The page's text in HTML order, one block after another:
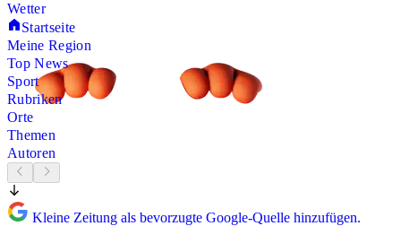
Wetter
Startseite
Meine Region
Top News
Sport
Rubriken
Orte
Themen
Autoren
Kleine Zeitung als bevorzugte Google-Quelle hinzufügen.